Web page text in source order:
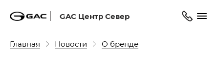
GAC Центр Север
Главная Новости О бренде